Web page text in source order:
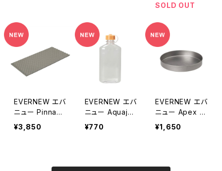
SOLD OUT
EVERNEW エバ
ニュー Pinnacl
e mat 100 T1
4/9
¥3,850
EVERNEW エバ
ニュー Aquajac
ket 333ml SC
¥770
EVERNEW エバ
ニュー Apex m
ulTidish
¥1,650